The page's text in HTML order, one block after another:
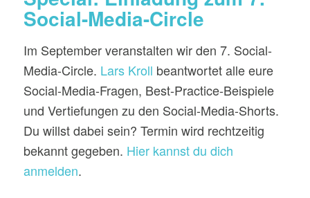
Social-Media-Circle
Im September veranstalten wir den 7. Social-
Media-Circle. Lars Kroll beantwortet alle eure
Social-Media-Fragen, Best-Practice-Beispiele
und Vertiefungen zu den Social-Media-Shorts.
Du willst dabei sein? Termin wird rechtzeitig
bekannt gegeben. Hier kannst du dich
anmelden.